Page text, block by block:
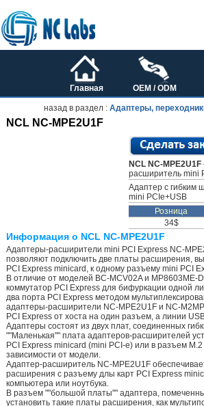
Главная OEM / ODM
назад в раздел :Адаптеры,
NCL NC-MPE2U1F
NCL NC-MPE2U1F
расширитель mini
Адаптер с гибким
mini PCIe+USB
Розница
34$
Информация о NCL NC-MPE2U1F
Адаптеры-расширители mini PCI Express NC-
позволяют подключить две платы расширения,
PCI Express minicard, к одному разъему mini PCI
В отличие от моделей BC-MCV02A и MP8603ME-
коммутатор PCI Express для бифуркации одной
два порта PCI Express методом
адаптеры-расширители NC-MPE2U1F и NC-
PCI Express от хоста на один разъем, а линии
Адаптеры состоят из двух плат, соединенных
""Маленькая"" плата адаптеров-расширителей
PCI Express minicard (mini PCI-e) или в разъем
зависимости от модели.
Адаптер-расширитель NC-MPE2U1F
расширения с разъему длы карт PCI Express
компьютера или ноутбука.
В разъем ""большой платы"" адаптера,
установить такие платы расширения, как